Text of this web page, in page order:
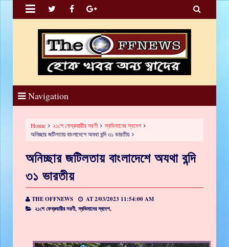
 
Navigation
Home ২১শে ফেব্রুয়ারীর সরণী
স্বভিমানের স্বদেশ
অনিচ্ছার জটিলতায় বাংলাদেশে অযথা বন্দি ৩১ ভারতীয়
অনিচ্ছার জটিলতায় বাংলাদেশে অযথা বন্দি
৩১ ভারতীয়
THE OFFNEWS AT2/03/2023 11:54:00 AM
২১শে ফেব্রুয়ারীর সরণী,স্বভিমানের স্বদেশ,